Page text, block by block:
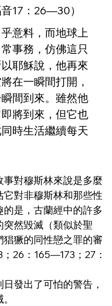
17：26—30）
意料，而地球上
事務，仿佛這只
耶穌說，他再來
在一瞬間打開，
間到來。雖然他
將到來，但它也
時生活繼續每天
對穆斯林來說是多麼
對非穆斯林和那些性
是，古蘭經中的許多
然毀滅（類似於聖
獗的同性戀之罪的審
26：165—173；27：
發出了可怕的警告，